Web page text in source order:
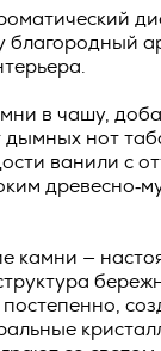
благородный
в чашу,
нот
ванили с
камни —
в
и
№152-ФЗ
с
(ИНН
адрес
Поля, д.